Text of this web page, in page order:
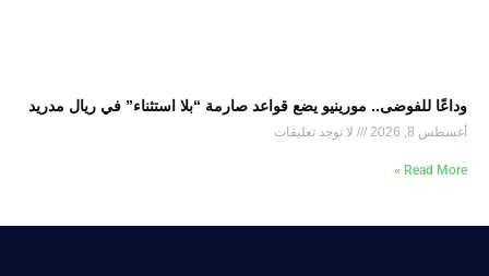
وداعًا للفوضى.. مورينيو يضع قواعد صارمة “بلا استثناء” في ريال مدريد
أغسطس 8, 2026 لا توجد تعليقات
Read More »